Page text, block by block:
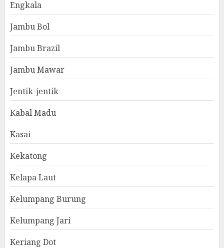
Engkala
Jambu Bol
Jambu Brazil
Jambu Mawar
Jentik-jentik
Kabal Madu
Kasai
Kekatong
Kelapa Laut
Kelumpang Burung
Kelumpang Jari
Keriang Dot